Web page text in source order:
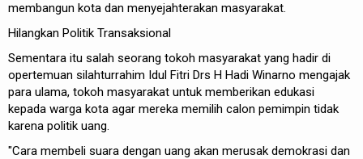
membangun kota dan menyejahterakan masyarakat.
Hilangkan Politik Transaksional
Sementara itu salah seorang tokoh masyarakat yang hadir di
opertemuan silahturrahim Idul Fitri Drs H Hadi Winarno mengajak
para ulama, tokoh masyarakat untuk memberikan edukasi
kepada warga kota agar mereka memilih calon pemimpin tidak
karena politik uang.
"Cara membeli suara dengan uang akan merusak demokrasi dan